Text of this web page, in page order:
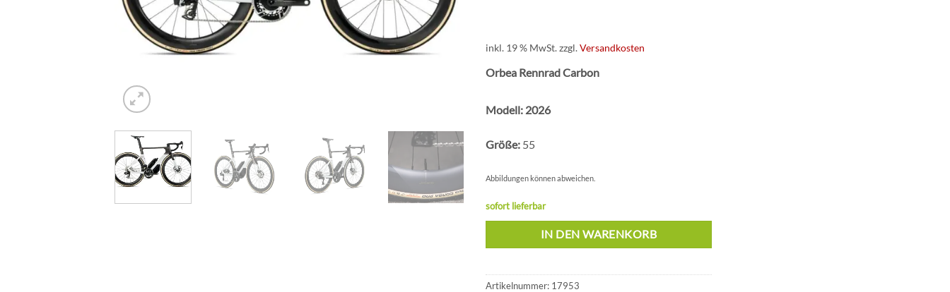
inkl. 19 % MwSt.zzgl.Versandkosten
Orbea Rennrad Carbon
Modell: 2026
Größe: 55
Abbildungen können abweichen.
sofort lieferbar
IN DEN WARENKORB
Artikelnummer: 17953